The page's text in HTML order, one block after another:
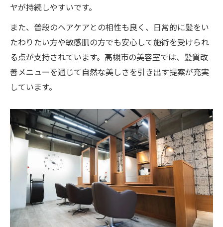
ヤが持続しやすいです。
また、普段のヘアケアとの相性も良く、日常的に髪をい
たわりたい方や敏感肌の方でも安心して施術を受けられ
る点が支持されています。高槻市の美容室では、髪質改
善メニューを通じて自然な美しさを引き出す提案が充実
しています。